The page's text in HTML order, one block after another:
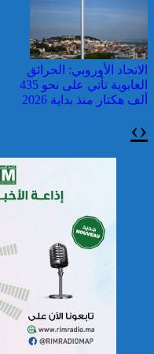
الاتحاد الأوروبي: الحرائق
الغابوية تأتي على نحو 435
ألف هكتار منذ بداية 2026
سريلانكا: إغلاق بعض
المدارس في مناطق جبلية
‹
›